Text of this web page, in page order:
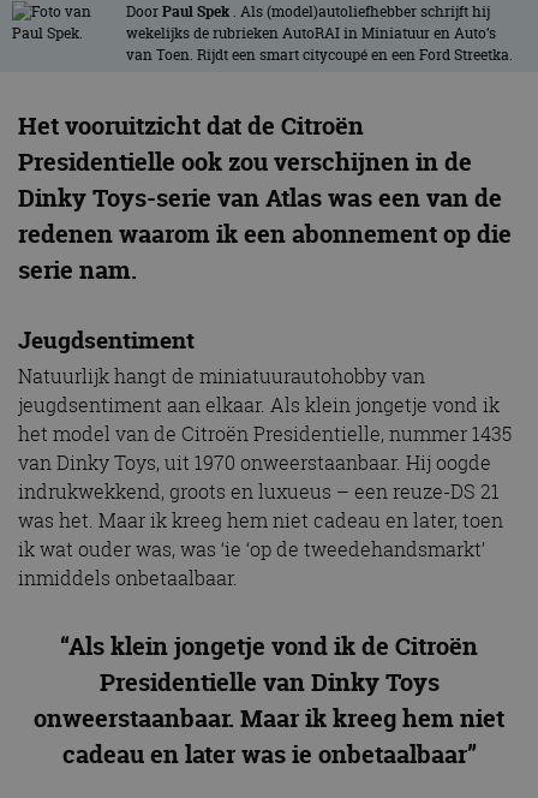
DoorPaul Spek . Als (model)autoliefhebber schrijft hij
wekelijks de rubrieken AutoRAI in Miniatuur en Auto’s
van Toen. Rijdt een smart citycoupé en een Ford Streetka.
Het vooruitzicht dat de Citroën
Presidentielle ook zou verschijnen in de
Dinky Toys-serie van Atlas was een van de
redenen waarom ik een abonnement op die
serie nam.
Jeugdsentiment
Natuurlijk hangt de miniatuurautohobby van
jeugdsentiment aan elkaar. Als klein jongetje vond ik
het model van de Citroën Presidentielle, nummer 1435
van Dinky Toys, uit 1970 onweerstaanbaar. Hij oogde
indrukwekkend, groots en luxueus – een reuze-DS 21
was het. Maar ik kreeg hem niet cadeau en later, toen
ik wat ouder was, was ‘ie ‘op de tweedehandsmarkt’
inmiddels onbetaalbaar.
“Als klein jongetje vond ik de Citroën
Presidentielle van Dinky Toys
onweerstaanbaar. Maar ik kreeg hem niet
cadeau en later was ie onbetaalbaar”